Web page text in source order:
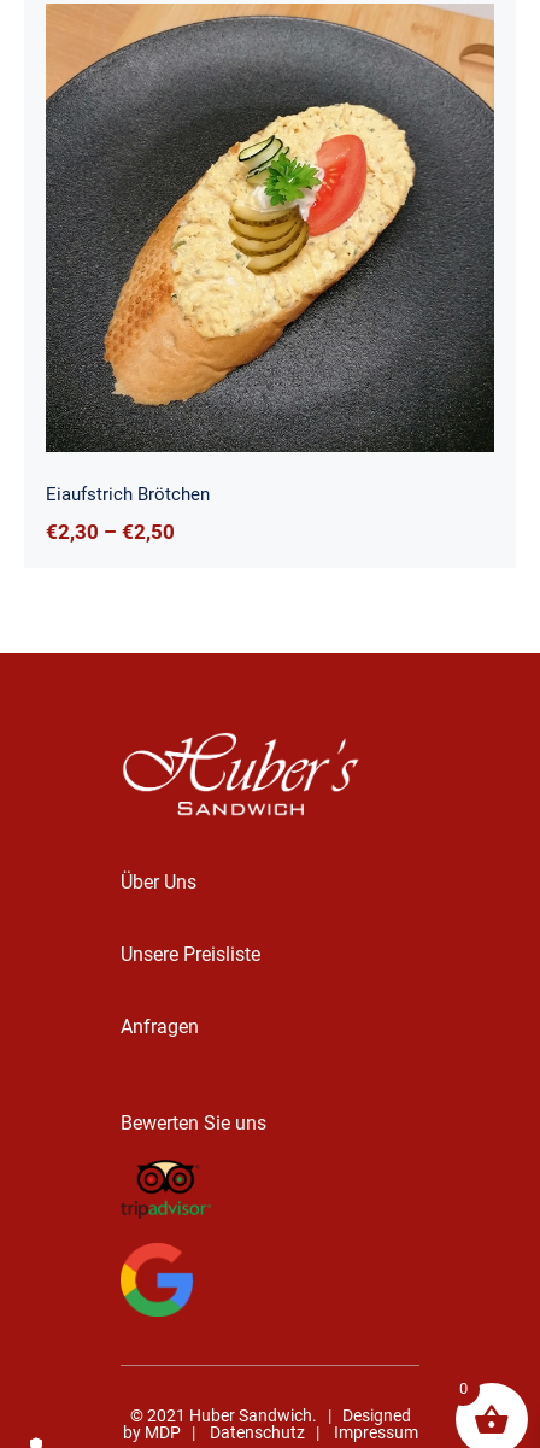
€2,50
Eiaufstrich Brötchen
Eiaufstrich Brötchen
€2,30 – €2,50Preisspanne:
Über Uns
Unsere Preisliste
Anfragen
Bewerten Sie uns
© 2021 Huber Sandwich. | Designed
by MDP| Datenschutz| Impressum
0